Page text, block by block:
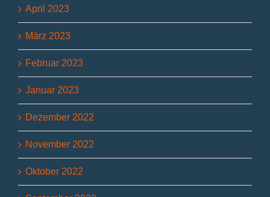
April 2023
März 2023
Februar 2023
Januar 2023
Dezember 2022
November 2022
Oktober 2022